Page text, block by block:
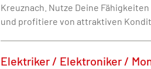
Kreuznach. Nutze Deine
und profitiere von attraktiven
Elektriker / Elektroniker /